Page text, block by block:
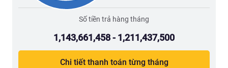
Số tiền trả hàng tháng
1,143,661,458 - 1,211,437,500
Chi tiết thanh toán từng tháng